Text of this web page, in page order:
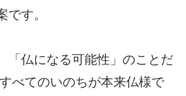
です。
「仏になる可能性」のことだ
べてのいのちが本来仏様で